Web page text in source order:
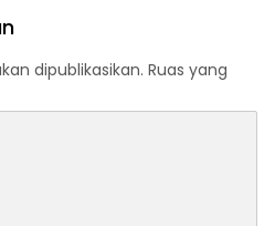
dipublikasikan. Ruas yang